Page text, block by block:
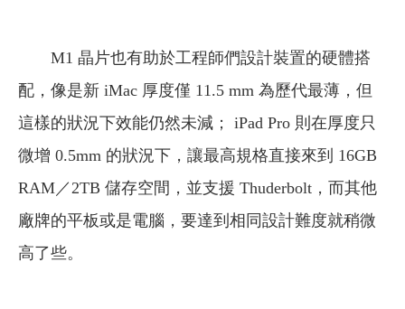
M1 晶片也有助於工程師們設計裝置的硬體搭
配，像是新 iMac 厚度僅 11.5 mm 為歷代最薄，但
這樣的狀況下效能仍然未減； iPad Pro 則在厚度只
微增 0.5mm 的狀況下，讓最高規格直接來到 16GB
RAM／2TB 儲存空間，並支援 Thuderbolt，而其他
廠牌的平板或是電腦，要達到相同設計難度就稍微
高了些。